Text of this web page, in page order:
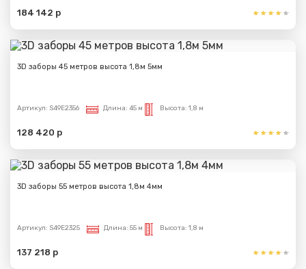
184 142 р
3D заборы 45 метров высота 1,8м 5мм
Артикул: S49E2356 Длина: 45 м Высота: 1,8 м
128 420 р
3D заборы 55 метров высота 1,8м 4мм
Артикул: S49E2325 Длина: 55 м Высота: 1,8 м
137 218 р